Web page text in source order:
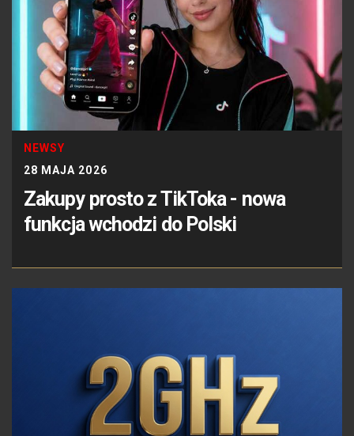
NEWSY
28 MAJA 2026
Zakupy prosto z TikToka - nowa
funkcja wchodzi do Polski